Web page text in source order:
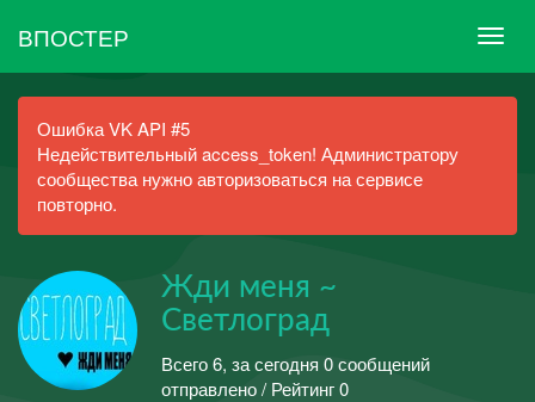
ВПОСТЕР
Ошибка VK API #5
Недействительный access_token! Администратору
сообщества нужно авторизоваться на сервисе
повторно.
Жди меня ~
Светлоград
Всего 6, за сегодня 0 сообщений
отправлено / Рейтинг 0